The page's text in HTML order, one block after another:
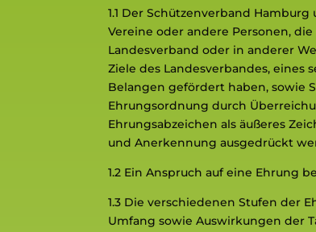
1.1 Der Schützenverband
Vereine oder andere Personen,
Landesverband oder in anderer
Ziele des Landesverbandes,
Belangen gefördert haben, sowie
Ehrungsordnung durch
Ehrungsabzeichen als äußeres
und Anerkennung ausgedrückt
1.2 Ein Anspruch auf eine Ehrung
1.3 Die verschiedenen Stufen der
Umfang sowie Auswirkungen der